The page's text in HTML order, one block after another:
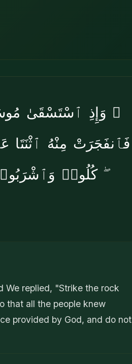
۞ وَإِذِ ٱسْتَسْقَىٰ
فَٱنفَجَرَتْ مِنْهُ
كُلُوا۟
We replied, "Strike the rock
that all the people knew
provided by God, and do not